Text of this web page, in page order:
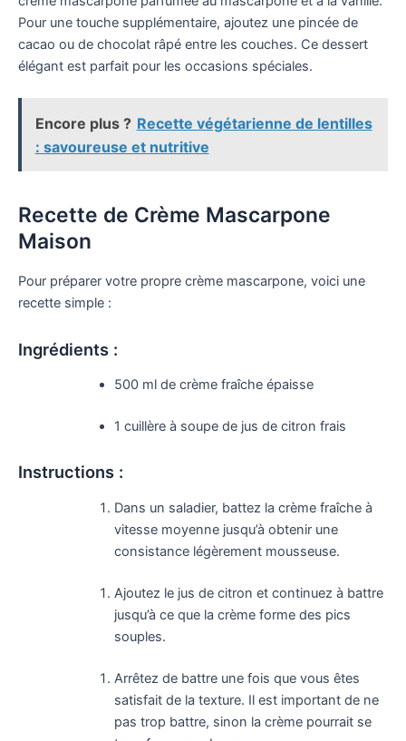
Pour une touche supplémentaire, ajoutez une pincée de
cacao ou de chocolat râpé entre les couches. Ce dessert
élégant est parfait pour les occasions spéciales.
Encore plus ? Recette végétarienne de lentilles
: savoureuse et nutritive
Recette de Crème Mascarpone
Maison
Pour préparer votre propre crème mascarpone, voici une
recette simple :
Ingrédients :
500 ml de crème fraîche épaisse
1 cuillère à soupe de jus de citron frais
Instructions :
Dans un saladier, battez la crème fraîche à
vitesse moyenne jusqu’à obtenir une
consistance légèrement mousseuse.
Ajoutez le jus de citron et continuez à battre
jusqu’à ce que la crème forme des pics
souples.
Arrêtez de battre une fois que vous êtes
satisfait de la texture. Il est important de ne
pas trop battre, sinon la crème pourrait se